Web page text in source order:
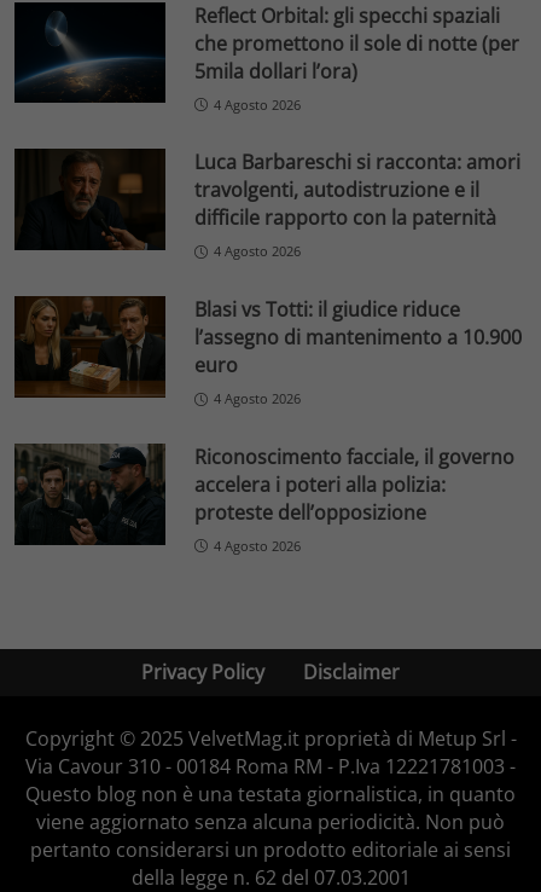
Reflect Orbital: gli specchi spaziali
che promettono il sole di notte (per
5mila dollari l’ora)
4 Agosto 2026
Luca Barbareschi si racconta: amori
travolgenti, autodistruzione e il
difficile rapporto con la paternità
4 Agosto 2026
Blasi vs Totti: il giudice riduce
l’assegno di mantenimento a 10.900
euro
4 Agosto 2026
Riconoscimento facciale, il governo
accelera i poteri alla polizia:
proteste dell’opposizione
4 Agosto 2026
Privacy Policy Disclaimer
Copyright © 2025 VelvetMag.it proprietà di Metup Srl -
Via Cavour 310 - 00184 Roma RM - P.Iva 12221781003 -
Questo blog non è una testata giornalistica, in quanto
viene aggiornato senza alcuna periodicità. Non può
pertanto considerarsi un prodotto editoriale ai sensi
della legge n. 62 del 07.03.2001